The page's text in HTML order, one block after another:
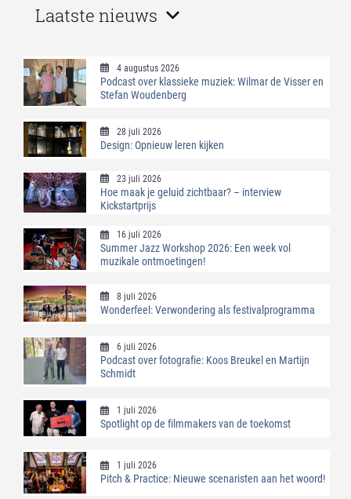
Laatste nieuws
4 augustus 2026
Podcast over klassieke muziek: Wilmar de Visser en
Stefan Woudenberg
28 juli 2026
Design: Opnieuw leren kijken
23 juli 2026
Hoe maak je geluid zichtbaar? – interview
Kickstartprijs
16 juli 2026
Summer Jazz Workshop 2026: Een week vol
muzikale ontmoetingen!
8 juli 2026
Wonderfeel: Verwondering als festivalprogramma
6 juli 2026
Podcast over fotografie: Koos Breukel en Martijn
Schmidt
1 juli 2026
Spotlight op de filmmakers van de toekomst
1 juli 2026
Pitch & Practice: Nieuwe scenaristen aan het woord!